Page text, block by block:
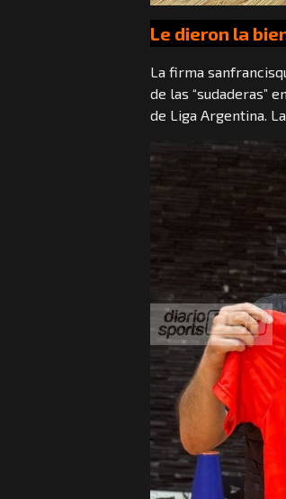
Le dieron la
La firma
de las “sudaderas”
de Liga Argentina.